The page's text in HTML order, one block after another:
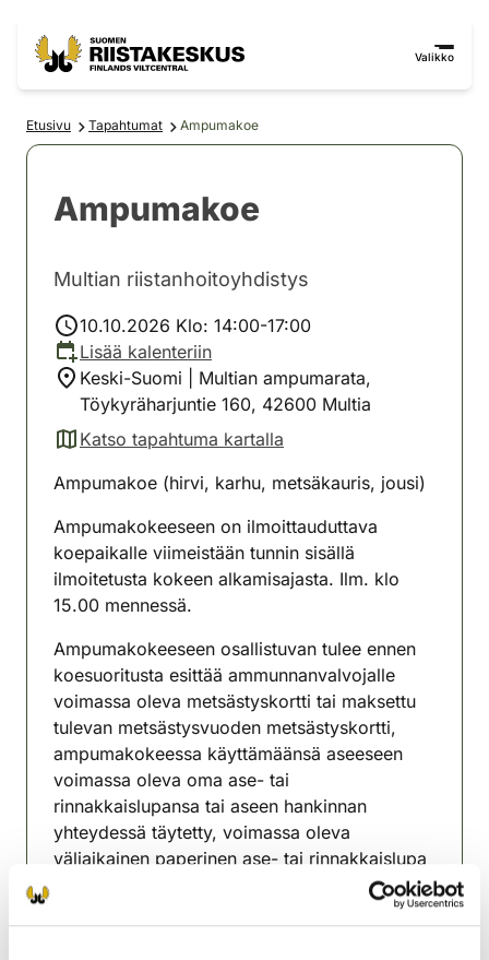
Valikko
Etusivu Tapahtumat Ampumakoe
Ampumakoe
Multian riistanhoitoyhdistys
10.10.2026 Klo: 14:00-17:00
Lisää kalenteriin
Keski-Suomi | Multian ampumarata,
Töykyräharjuntie 160, 42600 Multia
Katso tapahtuma kartalla
(avautuu uuteen välilehteen)
Ampumakoe (hirvi, karhu, metsäkauris, jousi)
Ampumakokeeseen on ilmoittauduttava
koepaikalle viimeistään tunnin sisällä
ilmoitetusta kokeen alkamisajasta. Ilm. klo
15.00 mennessä.
Ampumakokeeseen osallistuvan tulee ennen
koesuoritusta esittää ammunnanvalvojalle
voimassa oleva metsästyskortti tai maksettu
tulevan metsästysvuoden metsästyskortti,
ampumakokeessa käyttämäänsä aseeseen
voimassa oleva oma ase- tai
rinnakkaislupansa tai aseen hankinnan
yhteydessä täytetty, voimassa oleva
väliaikainen paperinen ase- tai rinnakkaislupa
(paperisen aselupalomakkeen nimenä voi olla
”Hankkimislupa”) ja henkilöllisyystodistus.